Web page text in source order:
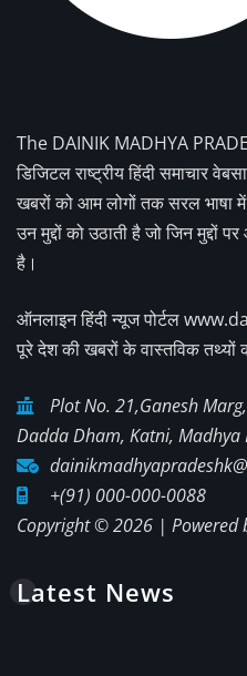
The DAINIK MADHYA
डिजिटल राष्ट्रीय हिंदी समाचार
खबरों को आम लोगों तक सरल भाषा
उन मुद्दों को उठाती है जो जिन मुद्दों
है।
ऑनलाइन हिंदी न्यूज पोर्टल
पूरे देश की खबरों के वास्तविक
Plot No. 21,Ganesh
Dadda Dham, Katni, Madhya
+(91) 000-000-0088
Copyright © 2026 | Powered
Latest News